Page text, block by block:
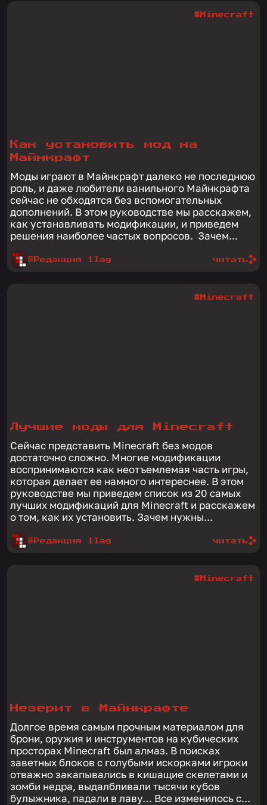
Как установить мод на
Майнкрафт
Моды играют в Майнкрафт далеко не последнюю
роль, и даже любители ванильного Майнкрафта
сейчас не обходятся без вспомогательных
дополнений. В этом руководстве мы расскажем,
как устанавливать модификации, и приведем
решения наиболее частых вопросов. Зачем...
@Редакция 1lag
#Minecraft
читать
Лучшие моды для Minecraft
Сейчас представить Minecraft без модов
достаточно сложно. Многие модификации
воспринимаются как неотъемлемая часть игры,
которая делает ее намного интереснее. В этом
руководстве мы приведем список из 20 самых
лучших модификаций для Minecraft и расскажем
о том, как их установить. Зачем нужны...
@Редакция 1lag
#Minecraft
читать
Незерит в Майнкрафте
Долгое время самым прочным материалом для
брони, оружия и инструментов на кубических
просторах Minecraft был алмаз. В поисках
заветных блоков с голубыми искорками игроки
отважно закапывались в кишащие скелетами и
зомби недра, выдалбливали тысячи кубов
булыжника, падали в лаву… Все изменилось с...
#Minecraft